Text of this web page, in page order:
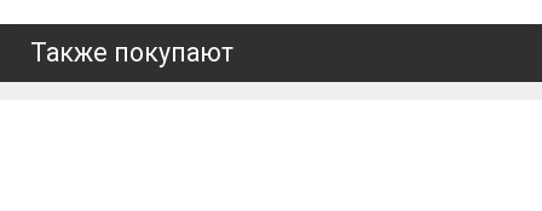
Также покупают